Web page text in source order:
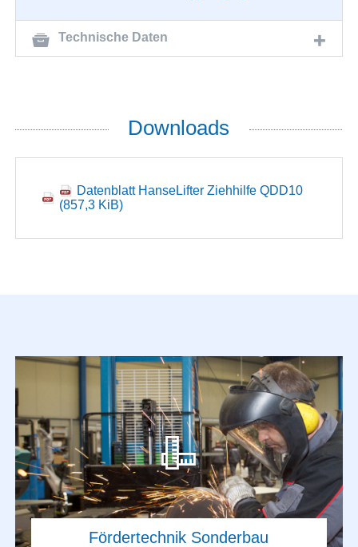
Technische Daten
Downloads
Datenblatt HanseLifter Ziehhilfe QDD10
(857,3 KiB)